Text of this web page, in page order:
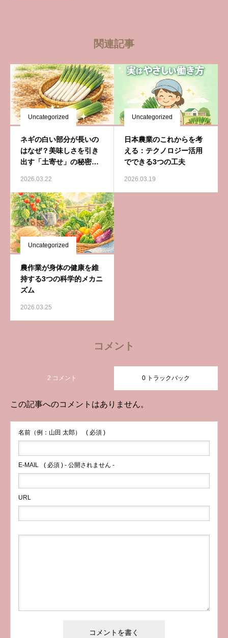
関連記事
Uncategorized
ネギの白い部分が長いの
はなぜ？美味しさを引き
出す「土寄せ」の秘密と
2026.03.22
Uncategorized
日本農業のこれからを考
える：テクノロジー活用
でできる3つの工夫
2026.03.19
Uncategorized
農作業が身体の健康を維
持する3つの科学的メカニ
ズム
2026.03.25
コメント
2 コメント 0 トラックバック
この記事へのコメントはありません。
名前（例：山田 太郎） ( 必須 )
E-MAIL ( 必須 ) - 公開されません -
URL